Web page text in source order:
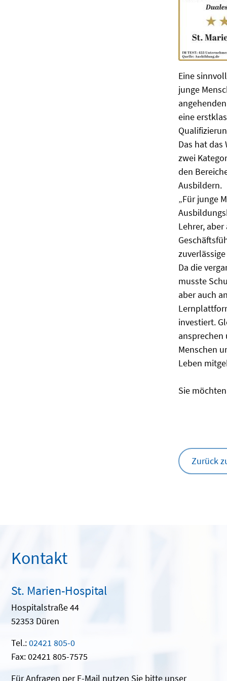
Eine
junge
eine
Das hat
zwei
den
Ausbildern.
„Für junge
Lehrer,
Da die
musste
aber auch
investiert.
ansprechen
Menschen
Leben
Sie
Zurück
Kontakt
St. Marien-Hospital
Hospitalstraße 44
52353 Düren
Tel.:02421 805-0
Fax: 02421 805-7575
Für Anfragen per E-Mail nutzen Sie bitte unser